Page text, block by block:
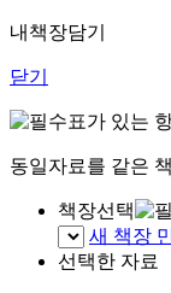
내책장담기
닫기
표가 있는
동일자료를 같은
책장선택
새 책장
선택한 자료